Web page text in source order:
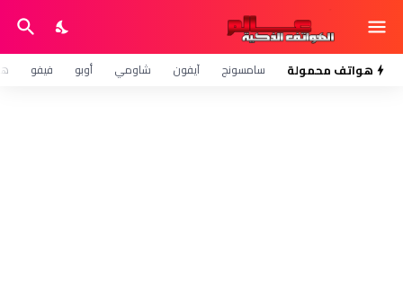
هواتف محمولة سامسونج آيفون شاومي أوبو فيفو